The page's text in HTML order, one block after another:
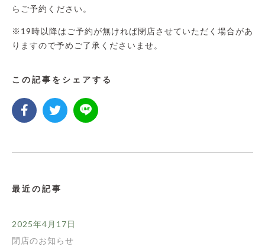
らご予約ください。
※19時以降はご予約が無ければ閉店させていただく場合があ
りますので予めご了承くださいませ。
この記事をシェアする
最近の記事
閉店のお知らせ
2025年4月17日